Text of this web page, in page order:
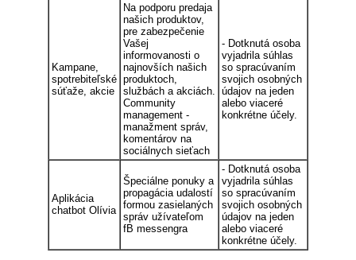
Kampane,
spotrebiteľské
súťaže, akcie
Na podporu predaja
našich produktov,
pre zabezpečenie
Vašej
informovanosti o
najnovších našich
produktoch,
službách a akciách.
Community
management -
manažment správ,
komentárov na
sociálnych sieťach
- Dotknutá osoba
vyjadrila súhlas
so spracúvaním
svojich osobných
údajov na jeden
alebo viaceré
konkrétne účely.
Aplikácia
chatbot Olívia
Špeciálne ponuky a
propagácia udalostí
formou zasielaných
správ užívateľom
fB messengra
- Dotknutá osoba
vyjadrila súhlas
so spracúvaním
svojich osobných
údajov na jeden
alebo viaceré
konkrétne účely.